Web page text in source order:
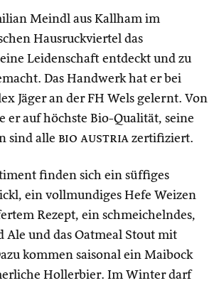
Meindl aus Kallham im
Hausruckviertel das
Leidenschaft entdeckt und zu
Das Handwerk hat er bei
Jäger an der FH Wels gelernt. Von
er auf höchste Bio-Qualität, seine
sind alle bio austria zertifiziert.
finden sich ein süffiges
ein vollmundiges Hefe Weizen
Rezept, ein schmeichelndes,
Ale und das Oatmeal Stout mit
kommen saisonal ein Maibock
Hollerbier. Im Winter darf